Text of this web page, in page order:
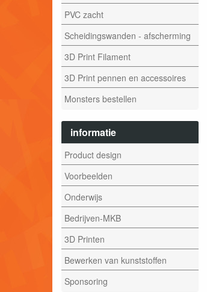
PVC zacht
Scheidingswanden - afscherming
3D Print Filament
3D Print pennen en accessoires
Monsters bestellen
informatie
Product design
Voorbeelden
Onderwijs
Bedrijven-MKB
3D Printen
Bewerken van kunststoffen
Sponsoring